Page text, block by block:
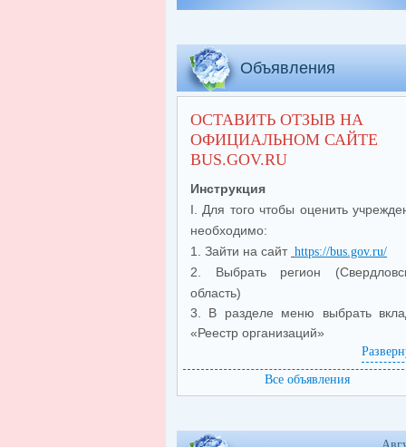
Объявления
ОСТАВИТЬ ОТЗЫВ НА
ОФИЦИАЛЬНОМ САЙТЕ
BUS.GOV.RU
Инструкция
I. Для того чтобы оценить
необходимо:
1. Зайти на сайт https://bus.gov.ru/
2. Выбрать регион
область)
3. В разделе меню выбрать
«Реестр организаций»
4. В строке поиска
наименование организации(
СОШ № 5) и нажать на
5. Воткрывшемсяменю
Все объявления